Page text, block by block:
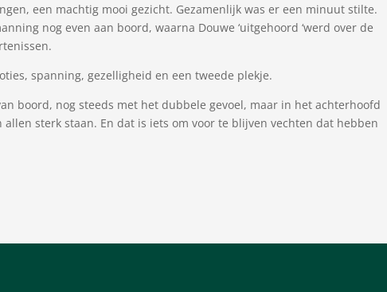
een machtig mooi gezicht. Gezamenlijk was er een minuut stilte.
nog even aan boord, waarna Douwe ‘uitgehoord ‘werd over de
spanning, gezelligheid en een tweede plekje.
boord, nog steeds met het dubbele gevoel, maar in het achterhoofd
allen sterk staan. En dat is iets om voor te blijven vechten dat hebben